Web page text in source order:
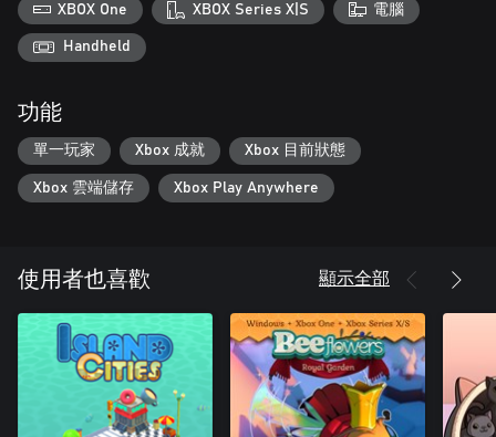
XBOX One XBOX Series X|S 電腦
Handheld
功能
單一玩家 Xbox 成就 Xbox 目前狀態
Xbox 雲端儲存 Xbox Play Anywhere
使用者也喜歡 顯示全部